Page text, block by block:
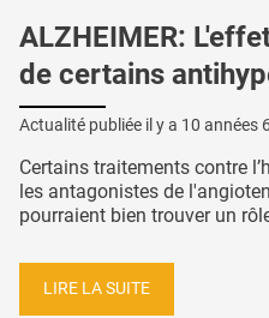
ALZHEIMER:
de certains
Actualité publiée il y a 10 années
Certains traitements contre
les antagonistes de
pourraient bien trouver un
LIRE LA SUITE